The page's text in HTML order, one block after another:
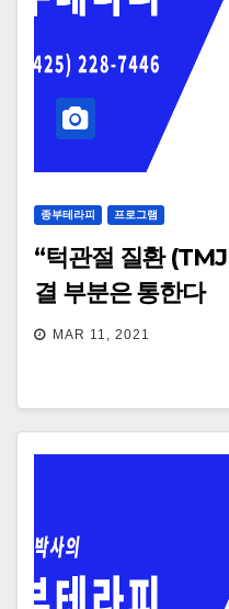
종부테라피 프로그램
“턱관절 질환
결 부분은 통한다
MAR 11, 2021